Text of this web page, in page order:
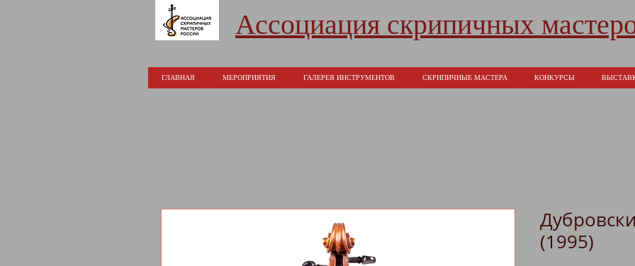
Ассоциация скрипичных
ГЛАВНАЯ МЕРОПРИЯТИЯ ГАЛЕРЕЯ ИНСТРУМЕНТОВ СКРИПИЧНЫЕ МАСТЕРА КОНКУРСЫ
(1995)